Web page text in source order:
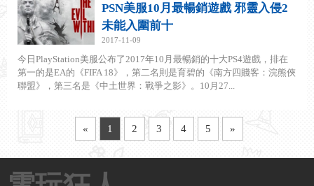
PSN美服10月最暢銷遊戲 邪靈入侵2
未能入圍前十
2017-11-09
今日PlayStation美服公布了2017年10月最暢銷的十大PS4遊戲，排在
第一的是EA的《FIFA 18》，第二名則是育碧的《南方四賤客：浣熊俠
聯盟》，第三名是《中土世界：戰爭之影》。10月27...
« 1 2 3 4 5 »